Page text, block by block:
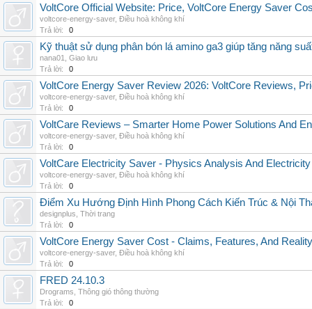
VoltCore Official Website: Price, VoltCore Energy Saver
voltcore-energy-saver, Điều hoà không khí
Trả lời:
0
Kỹ thuật sử dụng phân bón lá amino ga3 giúp tăng năng
nana01
Giao lưu
Trả lời:
0
VoltCore Energy Saver Review 2026: VoltCore Reviews,
voltcore-energy-saver, Điều hoà không khí
Trả lời:
0
VoltCare Reviews – Smarter Home Power Solutions And
voltcore-energy-saver, Điều hoà không khí
Trả lời:
0
VoltCare Electricity Saver - Physics Analysis And
voltcore-energy-saver, Điều hoà không khí
Trả lời:
0
Điểm Xu Hướng Định Hình Phong Cách Kiến Trúc & Nội
designplus Thời trang
Trả lời:
0
VoltCore Energy Saver Cost - Claims, Features, And
voltcore-energy-saver, Điều hoà không khí
Trả lời:
0
FRED 24.10.3
Drograms Thông gió thông thường
Trả lời:
0